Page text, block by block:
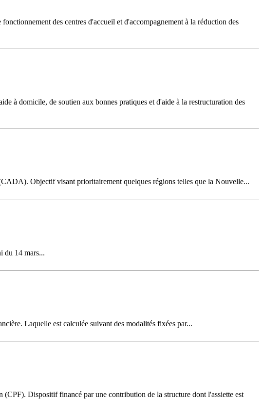
des centres d'accueil et d'accompagnement à la réduction des
à domicile, de soutien aux bonnes pratiques et d'aide à la restructuration des
Objectif visant prioritairement quelques régions telles que la Nouvelle...
du 14 mars...
Laquelle est calculée suivant des modalités fixées par...
(CPF). Dispositif financé par une contribution de la structure dont l'assiette est